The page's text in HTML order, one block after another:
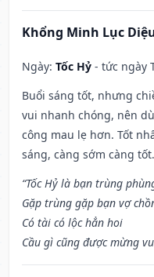
Khổng Minh Lục
Ngày: Tốc Hỷ - tức ngày
Buổi sáng tốt, nhưng
vui nhanh chóng, nên
công mau lẹ hơn. Tốt
sáng, càng sớm càng tốt.
“Tốc Hỷ là bạn trùng
Gặp trùng gặp bạn vợ
Có tài có lộc hẳn hoi
Cầu gì cũng được mừng